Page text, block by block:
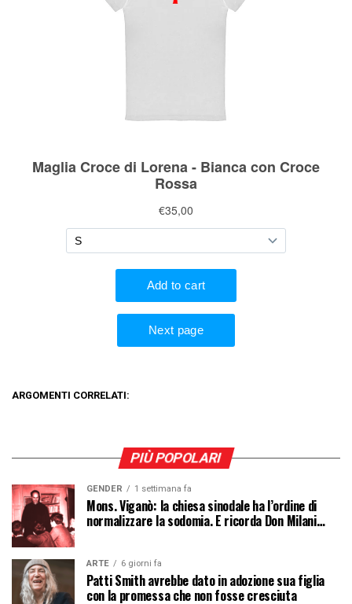
ARGOMENTI CORRELATI:
PIÙ POPOLARI
GENDER 1 settimana fa
Mons. Viganò: la chiesa sinodale ha l’ordine di
normalizzare la sodomia. E ricorda Don Milani…
ARTE 6 giorni fa
Patti Smith avrebbe dato in adozione sua figlia
con la promessa che non fosse cresciuta